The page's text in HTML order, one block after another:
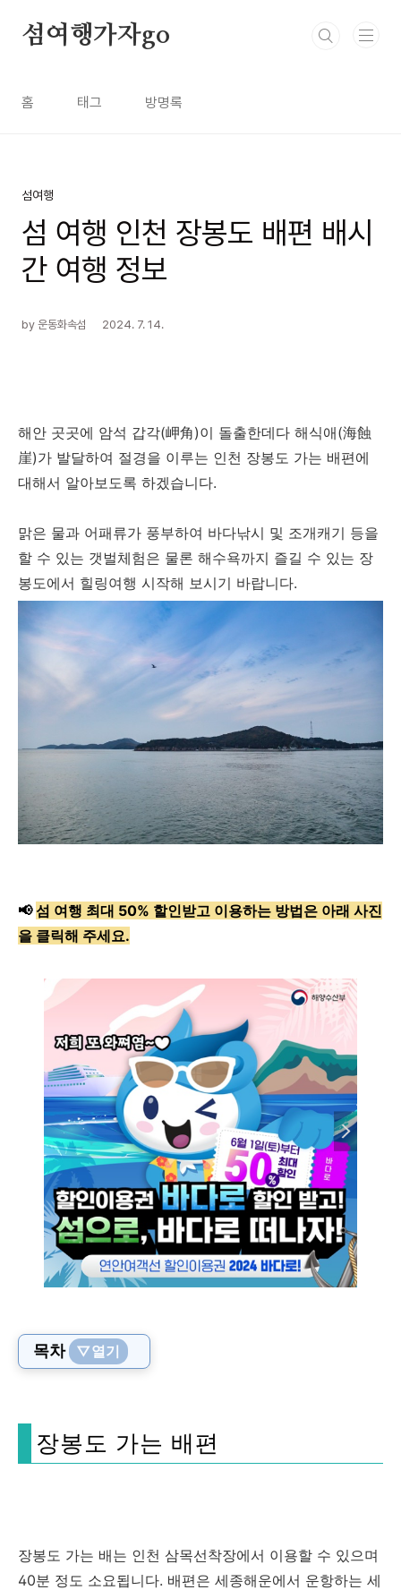
섬여행가자go
홈 태그 방명록
섬여행
섬 여행 인천 장봉도 배편 배시
간 여행 정보
by 운동화속섬 2024. 7. 14.
해안 곳곳에 암석 갑각(岬角)이 돌출한데다 해식애(海蝕
崖)가 발달하여 절경을 이루는 인천 장봉도 가는 배편에
대해서 알아보도록 하겠습니다.
맑은 물과 어패류가 풍부하여 바다낚시 및 조개캐기 등을
할 수 있는 갯벌체험은 물론 해수욕까지 즐길 수 있는 장
봉도에서 힐링여행 시작해 보시기 바랍니다.
📢섬 여행 최대 50% 할인받고 이용하는 방법은 아래 사진
을 클릭해 주세요.
목차 ▽열기
장봉도 가는 배편
장봉도 가는 배는 인천 삼목선착장에서 이용할 수 있으며
40분 정도 소요됩니다. 배편은 세종해운에서 운항하는 세